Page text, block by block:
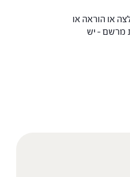
או הוראה או
מרשם – יש